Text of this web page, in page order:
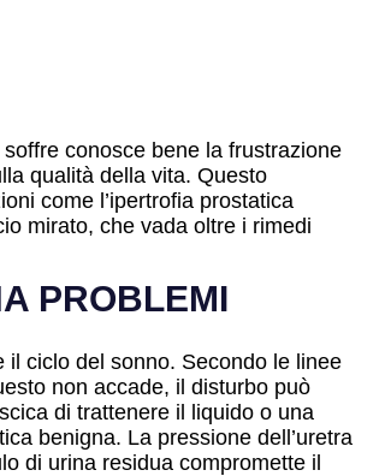
conosce bene la frustrazione
qualità della vita. Questo
come l’ipertrofia prostatica
mirato, che vada oltre i rimedi
PROBLEMI
ciclo del sonno. Secondo le linee
non accade, il disturbo può
di trattenere il liquido o una
benigna. La pressione dell’uretra
di urina residua compromette il